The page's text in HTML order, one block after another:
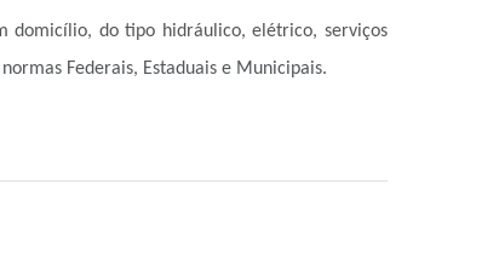
domicílio, do tipo hidráulico, elétrico, serviços
Federais, Estaduais e Municipais.